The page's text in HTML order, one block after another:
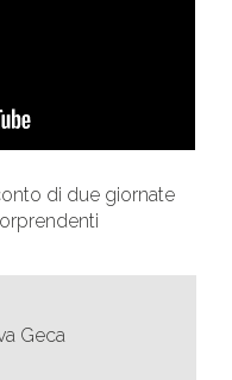
di due giornate
Geca